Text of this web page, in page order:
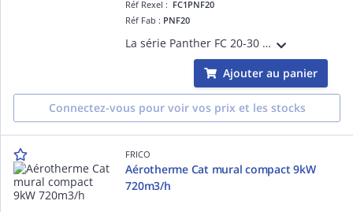
Réf Rexel : FC1PNF20
Réf Fab : PNF20
La série Panther FC 20-30 propose des aérothermes silencieux et efficaces destinés au chauffage et à la déshumidification des locaux industriels et autres grands bâtiments.
Ajouter au panier
Connectez-vous pour voir vos prix et les stocks
FRICO
Aérotherme Cat mural compact 9kW
720m3/h